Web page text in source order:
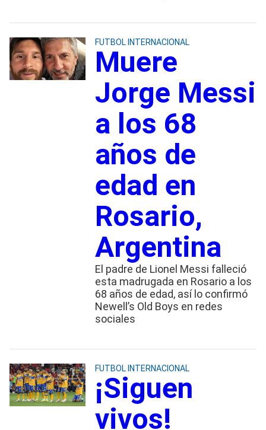
FUTBOL INTERNACIONAL
Muere
Jorge Messi
a los 68
años de
edad en
Rosario,
Argentina
El padre de Lionel Messi falleció
esta madrugada en Rosario a los
68 años de edad, así lo confirmó
Newell’s Old Boys en redes
sociales
FUTBOL INTERNACIONAL
¡Siguen
vivos!